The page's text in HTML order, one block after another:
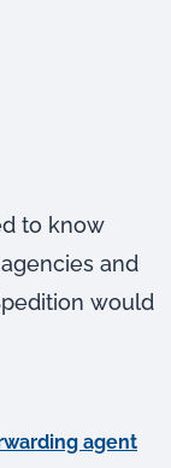
to know
and
would
agent